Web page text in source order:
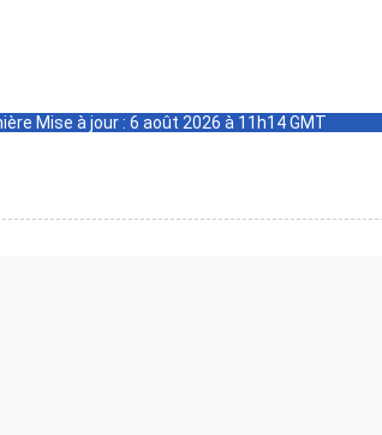
Mise à jour : 6 août 2026 à 11h14 GMT